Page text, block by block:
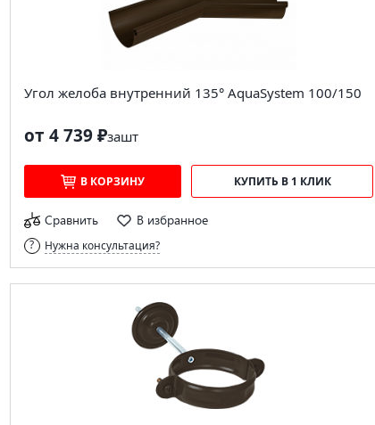
Угол желоба внутренний 135° AquaSystem 100/150
от 4 739 ₽зашт
В КОРЗИНУ КУПИТЬ В 1 КЛИК
Сравнить В избранное
Нужна консультация?